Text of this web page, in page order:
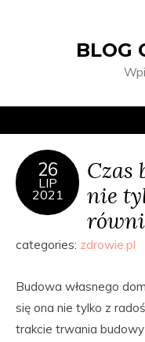
BLOG
26
LIP
2021
Czas
nie
categories: zdrowie.pl
Budowa własnego
się ona nie tylko z
trakcie trwania